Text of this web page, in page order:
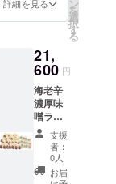
存 ※麺
は半生
麺で
す。 ※
送料、
消費税
込みの
お値段
です。
円）の
セット
限 海老
辛濃厚
味噌
ラーメ
ン（製
造日よ
り90
日） ク
アトロ
えび
詳細を見る ン
を
選
択
す
る
21,
600 円
海老辛
濃厚味
噌ラー
メン
×20【4
0食】
（2160
0円）と
支援
者：
0人
お届